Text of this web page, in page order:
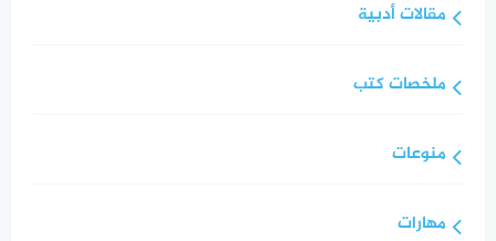
مقالات أدبية
ملخصات كتب
منوعات
مهارات